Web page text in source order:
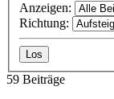
Anzeigen:
Richtung:
59 Beiträge